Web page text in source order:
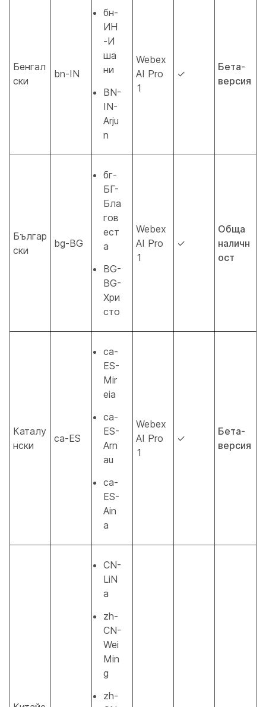
Бенгал
ски
bn-IN
бн-
ИН
-И
ша
ни
BN-
IN-
Arju
n
Webex
AI Pro
1
✓
Бета-
версия
Българ
ски
bg-BG
бг-
БГ-
Бла
гов
ест
а
BG-
BG-
Хри
сто
Webex
AI Pro
1
✓
Обща
наличн
ост
Каталу
нски
ca-ES
ca-
ES-
Mir
eia
ca-
ES-
Arn
au
ca-
ES-
Ain
a
Webex
AI Pro
1
✓
Бета-
версия
CN-
LiN
a
zh-
CN-
Wei
Min
g
zh-